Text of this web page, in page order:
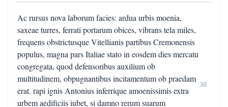
Ac rursus nova laborum facies: ardua urbis moenia,
saxeae turres, ferrati portarum obices, vibrans tela miles,
frequens obstrictusque Vitellianis partibus Cremonensis
populus, magna pars Italiae stato in eosdem dies mercatu
congregata, quod defensoribus auxilium ob
multitudinem, obpugnantibus incitamentum ob praedam
erat. rapi ignis Antonius inferrique amoenissimis extra
urbem aedificiis iubet, si damno rerum suarum
30